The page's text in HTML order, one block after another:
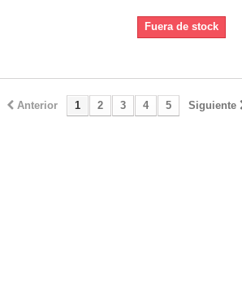
Fuera de stock
Anterior 1 2 3 4 5 Siguiente